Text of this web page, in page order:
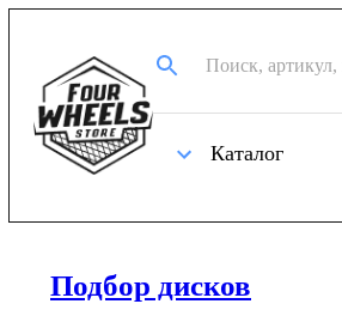
Каталог
Подбор дисков